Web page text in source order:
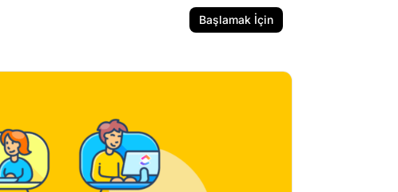
Başlamak İçin